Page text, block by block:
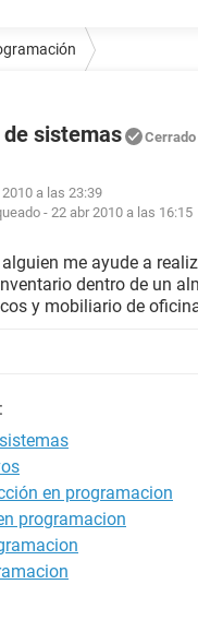
sistemas Cerrado
a las 23:39
-22 abr 2010 a las 16:15
me ayude a
dentro de un
y mobiliario de
en programacion
programacion